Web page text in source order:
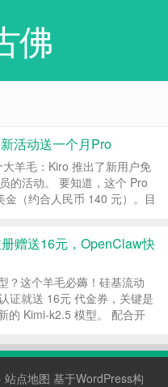
佛
活动送一个月Pro
羊毛：Kiro 推出了新用户免
的活动。 要知道，这个 Pro
（约合人民币 140 元）。目
赠送16元，OpenClaw快
？这个羊毛必薅！硅基流动
证就送 16元 代金券，关键是
的 Kimi-k2.5 模型。 配合开
AI 助手。话不多说，直接上
站点地图 基于WordPress构